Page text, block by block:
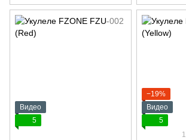
Видео
5
−19%
Видео
5
1